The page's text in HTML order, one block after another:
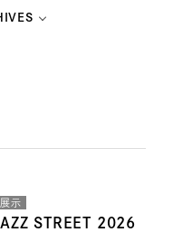
展示
STREET 2026